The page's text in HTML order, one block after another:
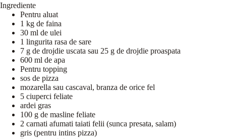
Ingrediente
Pentru aluat
1 kg de faina
30 ml de ulei
1 lingurita rasa de sare
7 g de drojdie uscata sau 25 g de drojdie proaspata
600 ml de apa
Pentru topping
sos de pizza
mozarella sau cascaval, branza de orice fel
5 ciuperci feliate
ardei gras
100 g de masline feliate
2 carnati afumati taiati felii (sunca presata, salam)
gris (pentru intins pizza)